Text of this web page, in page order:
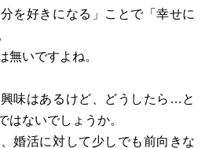
を好きになる」ことで「幸せに
無いですよね。
味はあるけど、どうしたら…と
はないでしょうか。
婚活に対して少しでも前向きな